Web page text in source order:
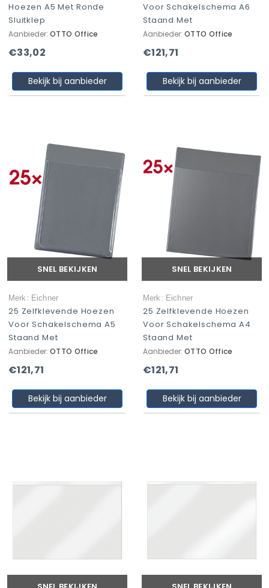
Hoezen A5 Met Ronde
Sluitklep
Aanbieder: OTTO Office
€33,02
Bekijk bij aanbieder
Voor Schakelschema A6
Staand Met
Aanbieder: OTTO Office
€121,71
Bekijk bij aanbieder
SNEL BEKIJKEN
Merk: Eichner
25 Zelfklevende Hoezen
Voor Schakelschema A5
Staand Met
Aanbieder: OTTO Office
€121,71
Bekijk bij aanbieder
SNEL BEKIJKEN
Merk: Eichner
25 Zelfklevende Hoezen
Voor Schakelschema A4
Staand Met
Aanbieder: OTTO Office
€121,71
Bekijk bij aanbieder